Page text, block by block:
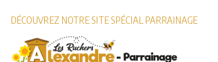
DÉCOUVREZ NOTRE SITE SPÉCIAL PARRAINAGE